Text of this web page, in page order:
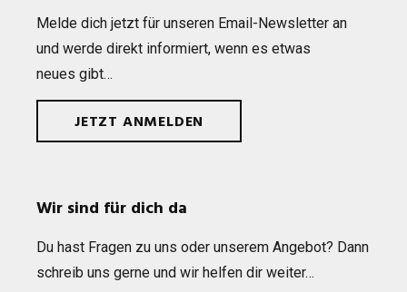
Melde dich jetzt für unse­ren Email-News­let­ter an
und werde direkt infor­miert, wenn es etwas
neues gibt…
JETZT ANMELDEN
Wir sind für dich da
Du hast Fra­gen zu uns oder unse­rem Ange­bot? Dann
schreib uns gerne und wir hel­fen dir weiter…